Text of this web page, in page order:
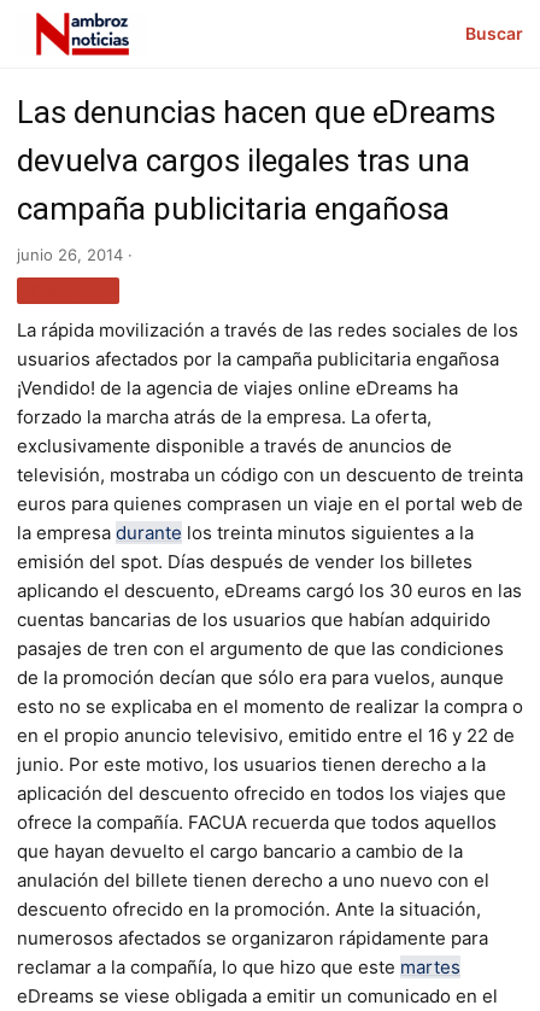
Buscar
Las denuncias hacen que eDreams
devuelva cargos ilegales tras una
campaña publicitaria engañosa
junio 26, 2014 ·
La rápida movilización a través de las redes sociales de los
usuarios afectados por la campaña publicitaria engañosa
¡Vendido! de la agencia de viajes online eDreams ha
forzado la marcha atrás de la empresa. La oferta,
exclusivamente disponible a través de anuncios de
televisión, mostraba un código con un descuento de treinta
euros para quienes comprasen un viaje en el portal web de
la empresa durante los treinta minutos siguientes a la
emisión del spot. Días después de vender los billetes
aplicando el descuento, eDreams cargó los 30 euros en las
cuentas bancarias de los usuarios que habían adquirido
pasajes de tren con el argumento de que las condiciones
de la promoción decían que sólo era para vuelos, aunque
esto no se explicaba en el momento de realizar la compra o
en el propio anuncio televisivo, emitido entre el 16 y 22 de
junio. Por este motivo, los usuarios tienen derecho a la
aplicación del descuento ofrecido en todos los viajes que
ofrece la compañía. FACUA recuerda que todos aquellos
que hayan devuelto el cargo bancario a cambio de la
anulación del billete tienen derecho a uno nuevo con el
descuento ofrecido en la promoción. Ante la situación,
numerosos afectados se organizaron rápidamente para
reclamar a la compañía, lo que hizo que este martes
eDreams se viese obligada a emitir un comunicado en el